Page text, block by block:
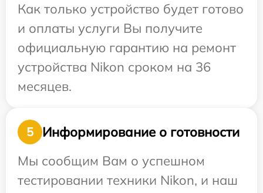
Как только устройство будет готово
и оплаты услуги Вы получите
официальную гарантию на ремонт
устройства Nikon сроком на 36
месяцев.
5
Информирование о готовности
Мы сообщим Вам о успешном
тестировании техники Nikon, и наш